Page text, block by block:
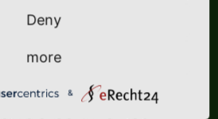
geltenden gesetzlichen
personenbezogenen
ein Recht auf Berichtigung oder
Hierzu sowie zu weiteren Fragen
Deny
more
&